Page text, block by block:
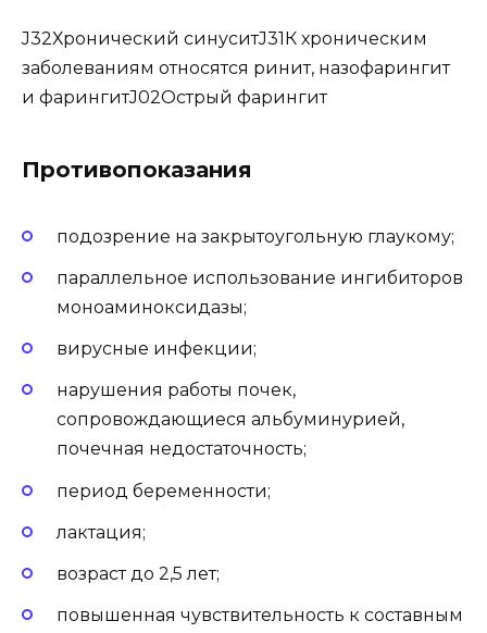
J32Хронический синуситJ31К хроническим
заболеваниям относятся ринит, назофарингит
и фарингитJ02Острый фарингит
Противопоказания
подозрение на закрытоугольную глаукому;
параллельное использование ингибиторов
моноаминоксидазы;
вирусные инфекции;
нарушения работы почек,
сопровождающиеся альбуминурией,
почечная недостаточность;
период беременности;
лактация;
возраст до 2,5 лет;
повышенная чувствительность к составным